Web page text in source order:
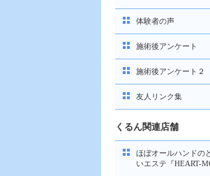
体験者の声
施術後アンケート
施術後アンケート２
友人リンク集
くるん関連店舗
ほぼオールハンドの
いエステ『HEART-